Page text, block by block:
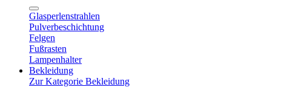
Glasperlenstrahlen
Pulverbeschichtung
Felgen
Fußrasten
Lampenhalter
Bekleidung
Zur Kategorie Bekleidung